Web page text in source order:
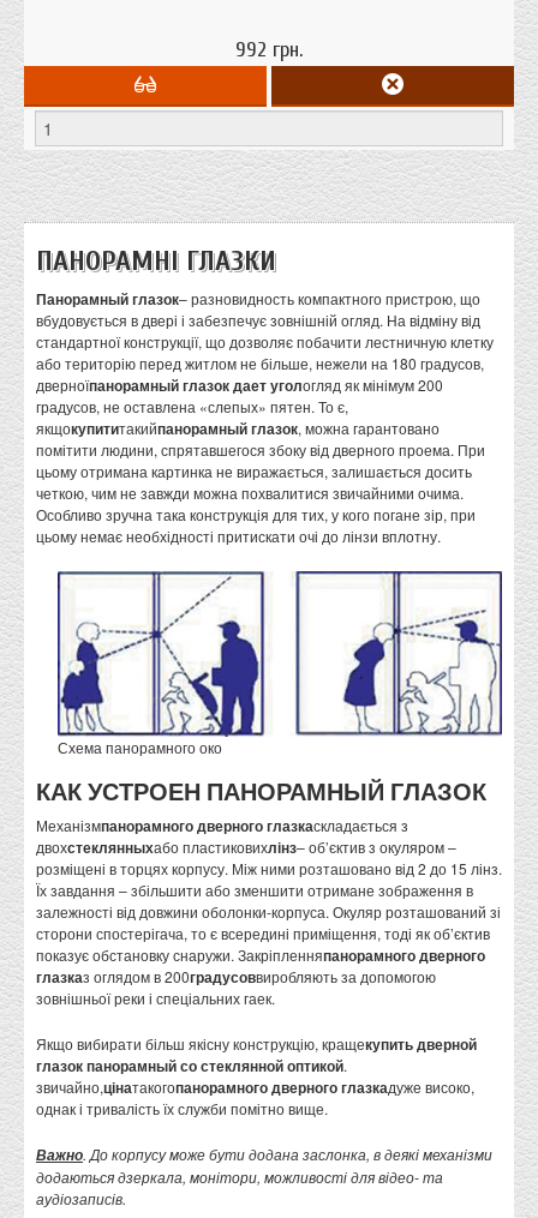
992 грн.
ПАНОРАМНІ ГЛАЗКИ
Панорамный глазок– разновидность компактного пристрою, що
вбудовується в двері і забезпечує зовнішній огляд. На відміну від
стандартної конструкції, що дозволяє побачити лестничную клетку
або територію перед житлом не більше, нежели на 180 градусов,
дверноїпанорамный глазок дает угологляд як мінімум 200
градусов, не оставлена «слепых» пятен. То є,
якщокупититакийпанорамный глазок, можна гарантовано
помітити людини, спрятавшегося збоку від дверного проема. При
цьому отримана картинка не виражається, залишається досить
четкою, чим не завжди можна похвалитися звичайними очима.
Особливо зручна така конструкція для тих, у кого погане зір, при
цьому немає необхідності притискати очі до лінзи вплотну.
Схема панорамного око
КАК УСТРОЕН ПАНОРАМНЫЙ ГЛАЗОК
Механізмпанорамного дверного глазкаскладається з
двохстеклянныхабо пластиковихлінз– об’єктив з окуляром –
розміщені в торцях корпусу. Між ними розташовано від 2 до 15 лінз.
Їх завдання – збільшити або зменшити отримане зображення в
залежності від довжини оболонки-корпуса. Окуляр розташований зі
сторони спостерігача, то є всередині приміщення, тоді як об’єктив
показує обстановку снаружи. Закріпленняпанорамного дверного
глазказ оглядом в 200градусоввиробляють за допомогою
зовнішньої реки і спеціальних гаек.
Якщо вибирати більш якісну конструкцію, кращекупить дверной
глазок панорамный со стеклянной оптикой.
звичайно,цінатакогопанорамного дверного глазкадуже високо,
однак і тривалість їх служби помітно вище.
Важно. До корпусу може бути додана заслонка, в деякі механізми
додаються дзеркала, монітори, можливості для відео- та
аудіозаписів.